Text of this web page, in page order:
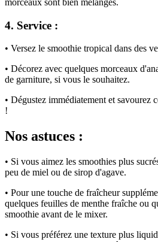
4. Service :
• Versez le smoothie tropical dans des
• Décorez avec quelques morceaux
de garniture, si vous le souhaitez.
• Dégustez immédiatement et savourez
!
Nos astuces :
• Si vous aimez les smoothies plus
peu de miel ou de sirop d'agave.
• Pour une touche de fraîcheur
quelques feuilles de menthe fraîche ou
smoothie avant de le mixer.
• Si vous préférez une texture plus